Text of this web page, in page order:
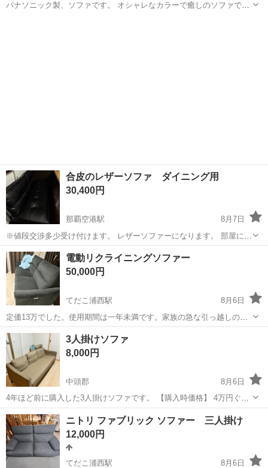
パナソニック製、ソファです。 オシャレなカラーで癒しのソファで
合皮のレザーソファ ダイニング用
30,400円
那覇空港駅
8月7日
※値段交渉多少受け付けます。 レザーソファーになります。 部屋に合
わなかったため泣く泣くお譲りします。 島ですので輸送費含めますと
かなりかかってしまったため、ご理解いただける方にお譲りしたいで
す。 使用期間は6ヶ月程度。...
沖縄 那覇市 那覇空港駅 ソファ
電動リクライニングソファー
50,000円
てだこ浦西駅
8月6日
定価13万でした。使用期間は一年未満です。家族の急な引っ越しのた
め、出品します。少しネコが爪とぎしています。気になる方は、ご遠
慮くださいませ。直接、受け取りに来てくださる方、よろしくお願い
いたします。
沖縄 名護市 てだこ浦西駅
3人掛けソファ
8,000円
中頭郡
8月6日
4年ほど前に購入した3人掛けソファです。 【購入時価格】 4万円ぐら
い 【サイズ】 奥行き：70cm、幅：180cm、高さ：70cm （大体で
す） 【傷などの状態】 右側の肘掛けは骨組みが中で折れているみたい
ですが使用に問題...
沖縄 中頭郡 ソファ
ニトリ ファブリック ソファー 三人掛け
12,000円
てだこ浦西駅
8月6日